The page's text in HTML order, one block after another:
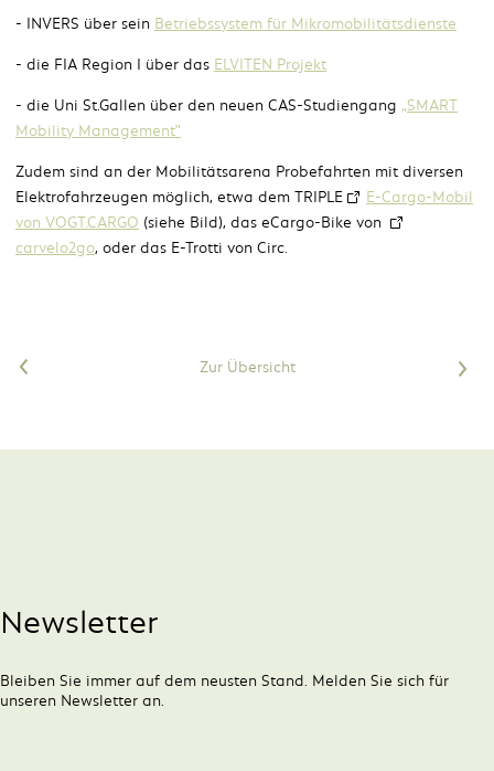
- INVERS über sein Betriebssystem für Mikromobilitätsdienste
- die FIA Region I über das ELVITEN Projekt
- die Uni St.Gallen über den neuen CAS-Studiengang „SMART
Mobility Management"
Zudem sind an der Mobilitätsarena Probefahrten mit diversen
Elektrofahrzeugen möglich, etwa dem TRIPLE
E-Cargo-Mobil
von VOGT.CARGO (siehe Bild), das eCargo-Bike von
carvelo2go, oder das E-Trotti von Circ.
< Zur Übersicht >
Newsletter
Bleiben Sie immer auf dem neusten Stand. Melden Sie sich für
unseren Newsletter an.